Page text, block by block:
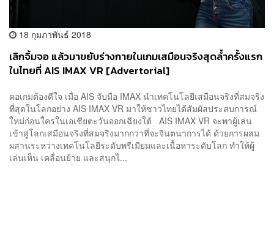
18 กุมภาพันธ์ 2018
เลิกจิ้มจอ แล้วมาขยับร่างกายในเกมเสมือนจริงสุดล้ำครั้งแรก
ในไทยที่ AIS IMAX VR [Advertorial]
คอเกมต้องดีใจ เมื่อ AIS จับมือ IMAX นำเทคโนโลยีเสมือนจริงที่สมจริง
ที่สุดในโลกอย่าง AIS IMAX VR มาให้ชาวไทยได้สัมผัสประสบการณ์
ใหม่ก่อนใครในเอเชียตะวันออกเฉียงใต้ AIS IMAX VR จะพาผู้เล่น
เข้าสู่โลกเสมือนจริงที่สมจริงมากกว่าที่จะจินตนาการได้ ด้วยการผสม
ผสานระหว่างเทคโนโลยีระดับพรีเมียมและเนื้อหาระดับโลก ทำให้ผู้
เล่นเห็น เคลื่อนย้าย และสนุกไ...